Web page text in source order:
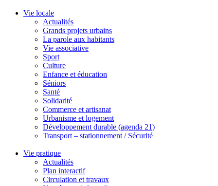
Vie locale
Actualités
Grands projets urbains
La parole aux habitants
Vie associative
Sport
Culture
Enfance et éducation
Séniors
Santé
Solidarité
Commerce et artisanat
Urbanisme et logement
Développement durable (agenda 21)
Transport – stationnement / Sécurité
Vie pratique
Actualités
Plan interactif
Circulation et travaux